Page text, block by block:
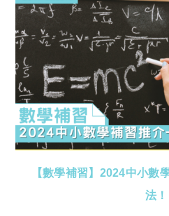
【數學補習】2024中小數
法！